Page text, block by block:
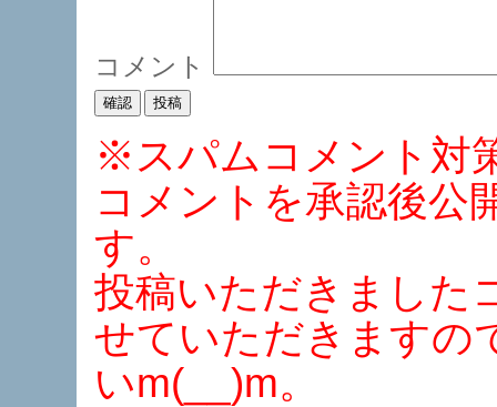
コメント
※スパムコメント対
コメントを承認後公
す。
投稿いただきました
せていただきますの
いm(__)m。